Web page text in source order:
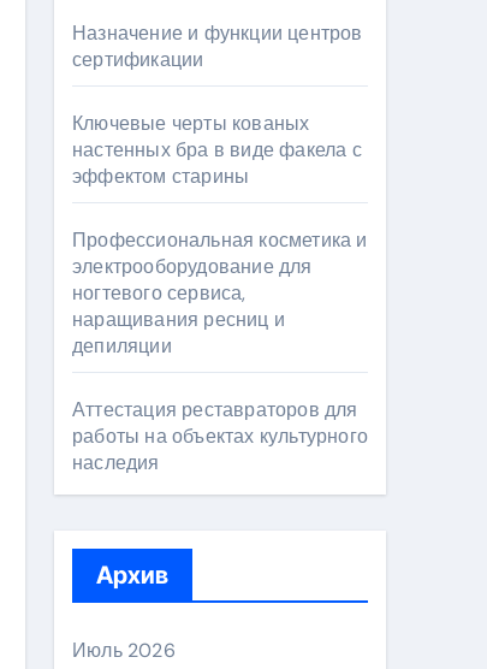
Назначение и функции центров
сертификации
Ключевые черты кованых
настенных бра в виде факела с
эффектом старины
Профессиональная косметика и
электрооборудование для
ногтевого сервиса,
наращивания ресниц и
депиляции
Аттестация реставраторов для
работы на объектах культурного
наследия
Архив
Июль 2026